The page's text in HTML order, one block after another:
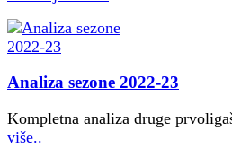
Analiza sezone 2022-23
Kompletna analiza druge
više..